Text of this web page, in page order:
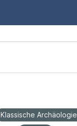
Klassische Archäologie